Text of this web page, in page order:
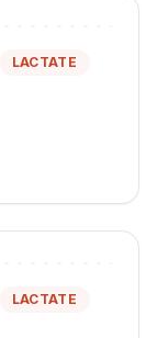
LACTATE
LACTATE